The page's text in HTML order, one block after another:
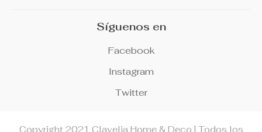
Síguenos en
Facebook
Instagram
Twitter
Copyright 2021 Clavelia Home & Deco | Todos los